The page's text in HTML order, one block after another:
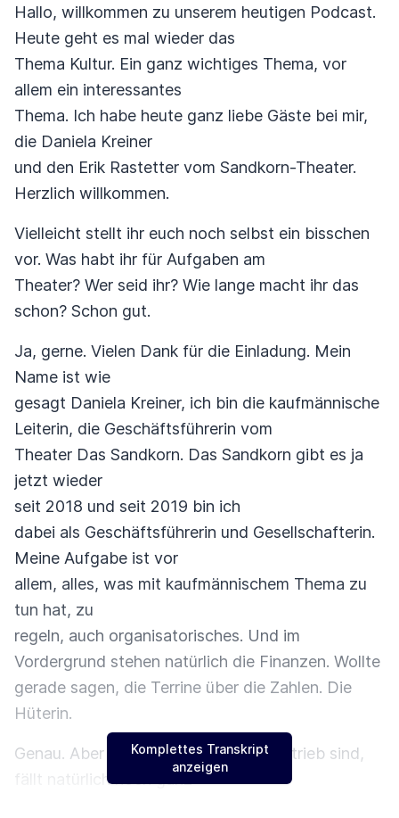
Komplettes Transkript
anzeigen
Hallo, willkommen zu unserem heutigen Podcast.
Heute geht es mal wieder das
Thema Kultur. Ein ganz wichtiges Thema, vor
allem ein interessantes
Thema. Ich habe heute ganz liebe Gäste bei mir,
die Daniela Kreiner
und den Erik Rastetter vom Sandkorn-Theater.
Herzlich willkommen.
Vielleicht stellt ihr euch noch selbst ein bisschen
vor. Was habt ihr für Aufgaben am
Theater? Wer seid ihr? Wie lange macht ihr das
schon? Schon gut.
Ja, gerne. Vielen Dank für die Einladung. Mein
Name ist wie
gesagt Daniela Kreiner, ich bin die kaufmännische
Leiterin, die Geschäftsführerin vom
Theater Das Sandkorn. Das Sandkorn gibt es ja
jetzt wieder
seit 2018 und seit 2019 bin ich
dabei als Geschäftsführerin und Gesellschafterin.
Meine Aufgabe ist vor
allem, alles, was mit kaufmännischem Thema zu
tun hat, zu
regeln, auch organisatorisches. Und im
Vordergrund stehen natürlich die Finanzen. Wollte
gerade sagen, die Terrine über die Zahlen. Die
Hüterin.
Genau. Aber da wir ein sehr kleiner Betrieb sind,
fällt natürlich noch ganz